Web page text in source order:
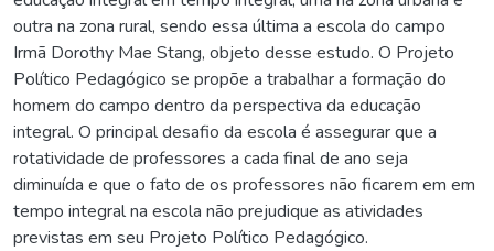
outra na zona rural, sendo essa última a escola do campo
Irmã Dorothy Mae Stang, objeto desse estudo. O Projeto
Político Pedagógico se propõe a trabalhar a formação do
homem do campo dentro da perspectiva da educação
integral. O principal desafio da escola é assegurar que a
rotatividade de professores a cada final de ano seja
diminuída e que o fato de os professores não ficarem em em
tempo integral na escola não prejudique as atividades
previstas em seu Projeto Político Pedagógico.